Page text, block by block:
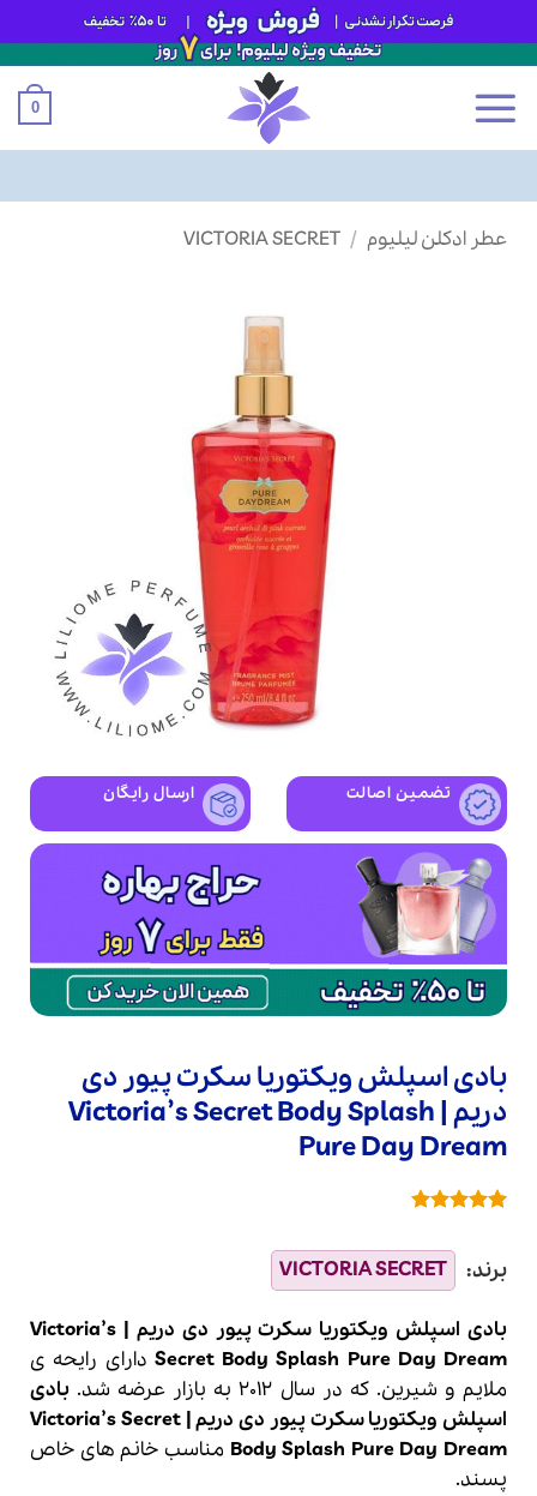
0
عطر ادکلن لیلیوم /
VICTORIA SECRET
تضمین اصالت ارسال رایگان
بادی اسپلش ویکتوریا سکرت پیور دی
دریم | Victoria’s Secret Body Splash
Pure Day Dream
امتیازدهی
مشتری
بادی اسپلش ویکتوریا سکرتپیور دی دریم | Victoria’s
SecretBody Splash Pure Day Dream
دارای رایحه ی
ملایم و شیرین. که در سال 2012 به بازار عرضه شد.
بادی
اسپلش ویکتوریا سکرت پیور دی دریم | Victoria’s Secret
Body Splash Pure Day Dream مناسب خانم های خاص
پسند.